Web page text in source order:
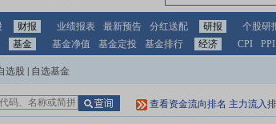
财报 业绩报表 最新预告 分红送配 研报 个股研
基金 基金净值 基金定投 基金排行 经济 CPI PPI
选股 自选基金
查看资金流向排名 主力流入